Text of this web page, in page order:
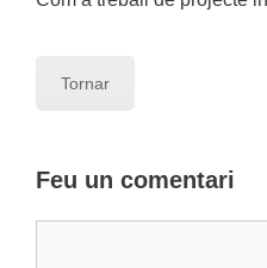
Tornar
Feu un comentari